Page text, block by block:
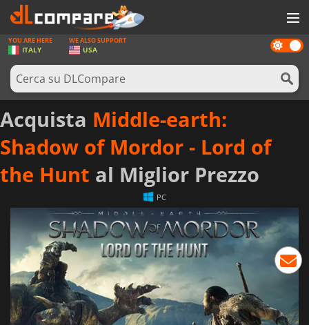
GIOCHI
PREPAGATE
SOFTWARE
REWARDS
HARDWARE
NOTIZIE
ACCEDI O REGISTRATI
Dark
mode
YOU ARE HERE
ITALY
WE ALSO SUPPORT
USA
Acquista Middle-earth:
Shadow of Mordor - Lord of
the Hunt al Miglior Prezzo
PC